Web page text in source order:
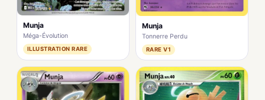
Munja
Méga-Évolution
ILLUSTRATION RARE
Munja
Tonnerre Perdu
RARE V1